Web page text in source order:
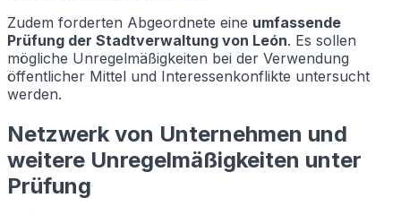
Zudem forderten Abgeordnete eine umfassende
Prüfung der Stadtverwaltung von León. Es sollen
mögliche Unregelmäßigkeiten bei der Verwendung
öffentlicher Mittel und Interessenkonflikte untersucht
werden.
Netzwerk von Unternehmen und
weitere Unregelmäßigkeiten unter
Prüfung